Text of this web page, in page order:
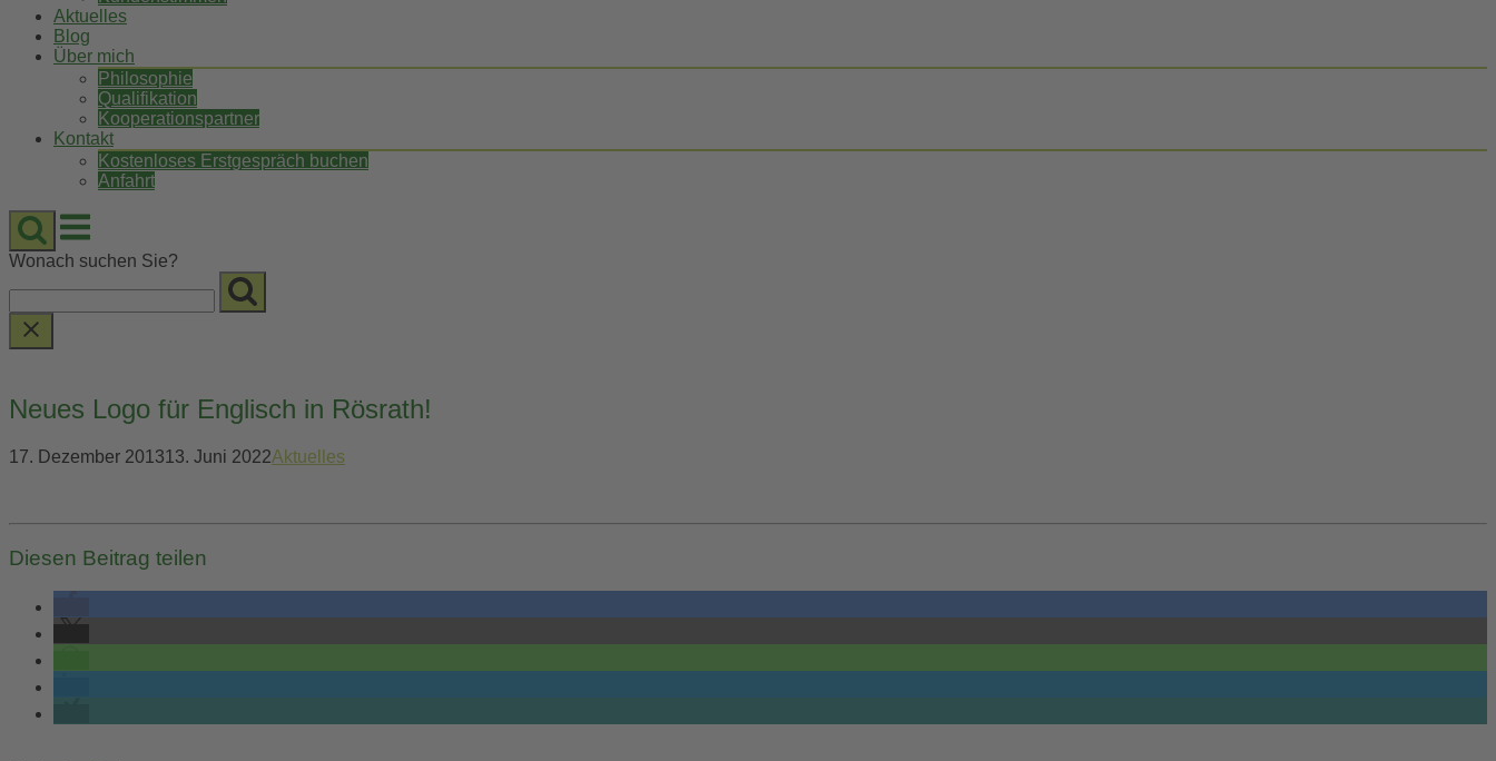
Aktuelles
Blog
Über mich
Philosophie
Qualifikation
Kooperationspartner
Kontakt
Kostenloses Erstgespräch buchen
Anfahrt
Menu
Wonach suchen Sie?
Neues Logo für Englisch in Rösrath!
17. Dezember 201313. Juni 2022Aktuelles
Diesen Beitrag teilen